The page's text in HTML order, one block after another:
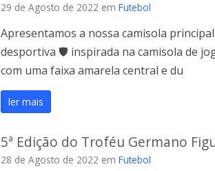
29 de Agosto de 2022 em Futebol
Apresentamos a nossa camisola
desportiva 🛡 inspirada na camisola de
com uma faixa amarela central e du
ler mais
5ª Edição do Troféu Germano
28 de Agosto de 2022 em Futebol